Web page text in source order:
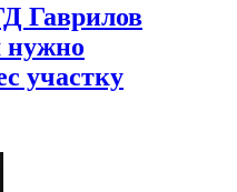
Гаврилов
нужно
участку